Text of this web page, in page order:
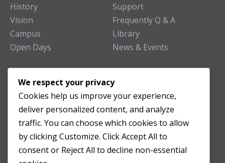
History
Vision
Campus
Open Days
Support
Frequently Q & A
Library
News & Events
TEACHING CLINIC
Patient Care
Acupuncture Clinic
Herbal Clinic
Tuina Clinic
We respect your privacy
Cookies help us improve your experience,
deliver personalized content, and analyze
traffic. You can choose which cookies to allow
by clicking Customize. Click Accept All to
consent or Reject All to decline non-essential